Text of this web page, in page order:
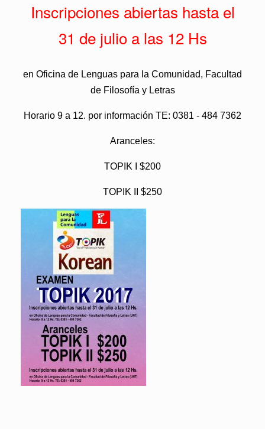
Inscripciones abiertas hasta el
31 de julio a las 12 Hs
en Oficina de Lenguas para la Comunidad, Facultad
de Filosofía y Letras
Horario 9 a 12. por información TE: 0381 - 484 7362
Aranceles:
TOPIK I $200
TOPIK II $250